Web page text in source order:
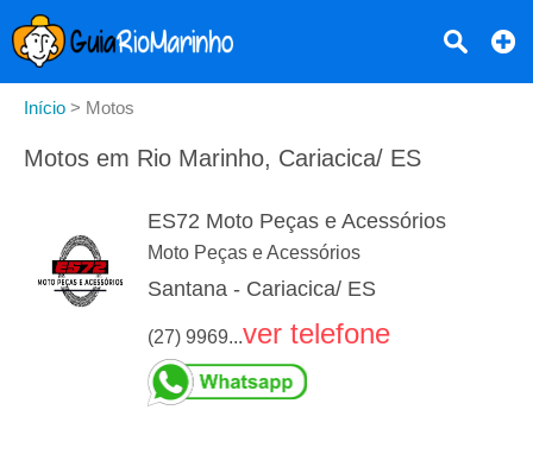
Início > Motos
Motos em Rio Marinho, Cariacica/ ES
ES72 Moto Peças e Acessórios
Moto Peças e Acessórios
Santana - Cariacica/ ES
(27) 9969...ver telefone